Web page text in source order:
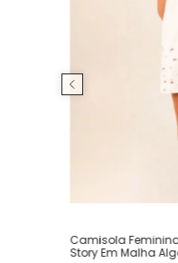
Camisola
Story Em Malha